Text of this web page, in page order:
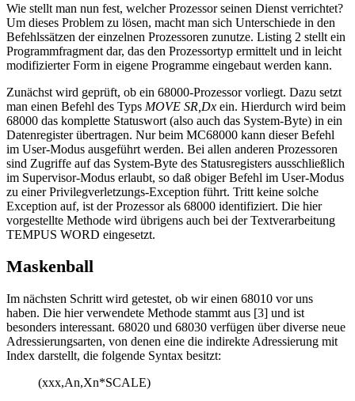
Wie stellt man nun fest, welcher Prozessor seinen Dienst verrichtet?
Um dieses Problem zu lösen, macht man sich Unterschiede in den
Befehlssätzen der einzelnen Prozessoren zunutze. Listing 2 stellt ein
Programmfragment dar, das den Prozessortyp ermittelt und in leicht
modifizierter Form in eigene Programme eingebaut werden kann.
Zunächst wird geprüft, ob ein 68000-Prozessor vorliegt. Dazu setzt
man einen Befehl des Typs MOVE SR,Dx ein. Hierdurch wird beim
68000 das komplette Statuswort (also auch das System-Byte) in ein
Datenregister übertragen. Nur beim MC68000 kann dieser Befehl
im User-Modus ausgeführt werden. Bei allen anderen Prozessoren
sind Zugriffe auf das System-Byte des Statusregisters ausschließlich
im Supervisor-Modus erlaubt, so daß obiger Befehl im User-Modus
zu einer Privilegverletzungs-Exception führt. Tritt keine solche
Exception auf, ist der Prozessor als 68000 identifiziert. Die hier
vorgestellte Methode wird übrigens auch bei der Textverarbeitung
TEMPUS WORD eingesetzt.
Maskenball
Im nächsten Schritt wird getestet, ob wir einen 68010 vor uns
haben. Die hier verwendete Methode stammt aus [3] und ist
besonders interessant. 68020 und 68030 verfügen über diverse neue
Adressierungsarten, von denen eine die indirekte Adressierung mit
Index darstellt, die folgende Syntax besitzt:
(xxx,An,Xn*SCALE)